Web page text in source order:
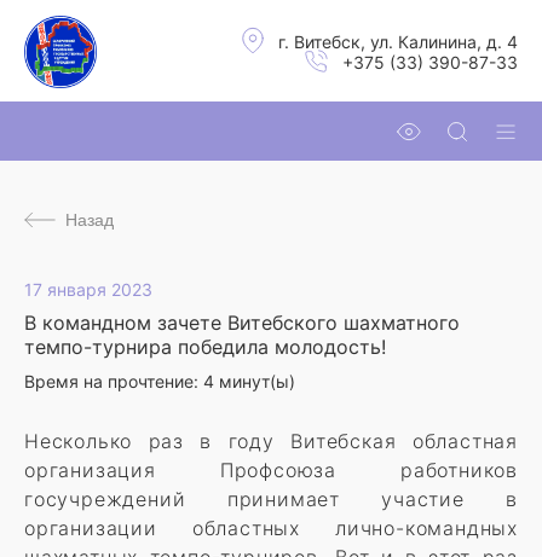
г. Витебск, ул. Калинина, д. 4
+375 (33) 390-87-33
Назад
17 января 2023
В командном зачете Витебского шахматного
темпо-турнира победила молодость!
Время на прочтение: 4 минут(ы)
Несколько раз в году Витебская областная
организация Профсоюза работников
госучреждений принимает участие в
организации областных лично-командных